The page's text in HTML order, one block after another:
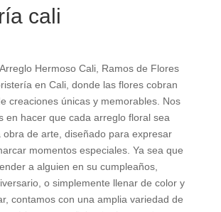
cali
Hermoso Cali, Ramos de Flores
en Cali, donde las flores cobran
creaciones únicas y memorables. Nos
en hacer que cada arreglo floral sea
obra de arte, diseñado para expresar
momentos especiales. Ya sea que
a alguien en su cumpleaños,
o simplemente llenar de color y
contamos con una amplia variedad de